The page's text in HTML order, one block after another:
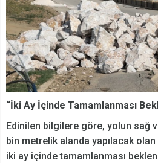
“İki Ay İçinde Tamamlanması
Edinilen bilgilere göre, yolun sağ
bin metrelik alanda yapılacak olan
iki ay içinde tamamlanması